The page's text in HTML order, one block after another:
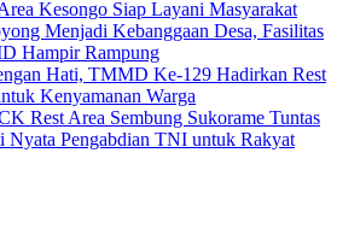
Kesongo Siap Layani Masyarakat
Menjadi Kebanggaan Desa, Fasilitas
Hampir Rampung
Hati, TMMD Ke-129 Hadirkan Rest
Kenyamanan Warga
Rest Area Sembung Sukorame Tuntas
Nyata Pengabdian TNI untuk Rakyat